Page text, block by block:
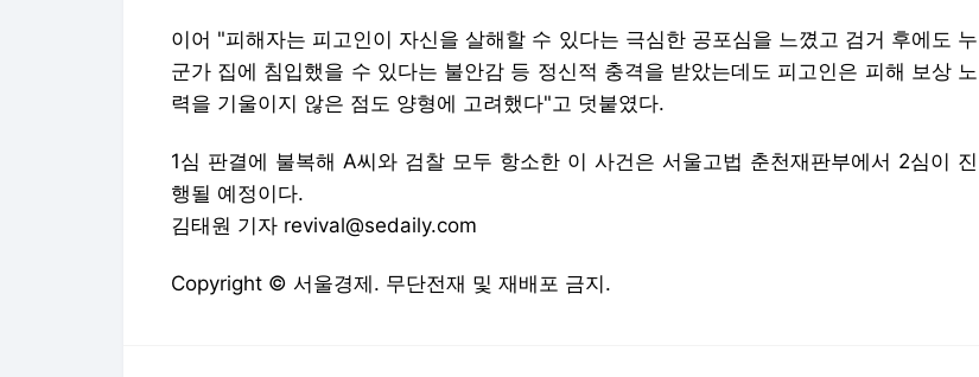
이어 "피해자는 피고인이 자신을 살해할 수 있다는 극심한 공포심을 느꼈고 검거 후에도 누
군가 집에 침입했을 수 있다는 불안감 등 정신적 충격을 받았는데도 피고인은 피해 보상 노
력을 기울이지 않은 점도 양형에 고려했다"고 덧붙였다.
1심 판결에 불복해 A씨와 검찰 모두 항소한 이 사건은 서울고법 춘천재판부에서 2심이 진
행될 예정이다.
김태원 기자 revival@sedaily.com
Copyright © 서울경제. 무단전재 및 재배포 금지.